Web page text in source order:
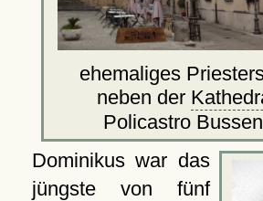
ehemaliges
neben der
Policastro
Dominikus war das
jüngste von fünf